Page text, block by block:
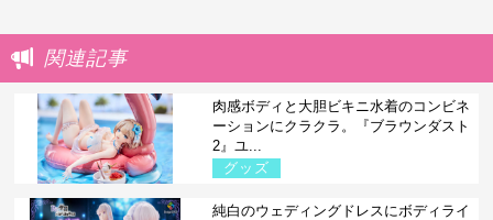
関連記事
肉感ボディと大胆ビキニ水着のコンビネ
ーションにクラクラ。『ブラウンダスト
2』ユ...
グッズ
純白のウェディングドレスにボディライ